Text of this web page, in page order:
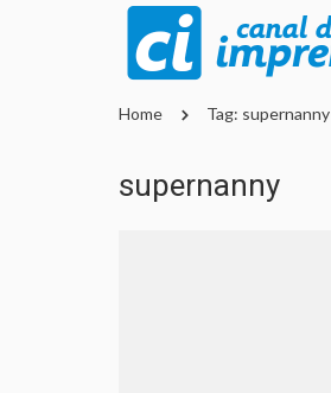
Home Tag: supernanny
supernanny